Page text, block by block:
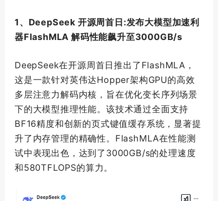
1、DeepSeek 开源周首日:发布大模型加速利
器FlashMLA 解码性能飙升至3000GB/s
DeepSeek在开源周首日推出了FlashMLA，
这是一款针对英伟达Hopper架构GPU的高效
多层注意力解码内核，旨在优化变长序列场景
下的大模型推理性能。该技术通过全面支持
BF16精度和创新的页式键值缓存系统，显著提
升了内存管理的精确性。FlashMLA在性能测
试中表现出色，达到了3000GB/s的处理速度
和580TFLOPS的算力。